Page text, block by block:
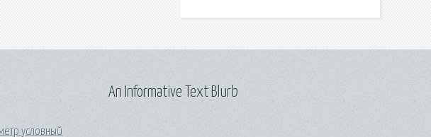
условный
An Informative Text Blurb